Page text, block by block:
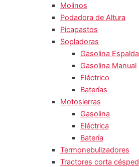
Molinos
Podadora de Altura
Picapastos
Sopladoras
Gasolina Espalda
Gasolina Manual
Eléctrico
Baterías
Motosierras
Gasolina
Eléctrica
Batería
Termonebulizadores
Tractores corta césped